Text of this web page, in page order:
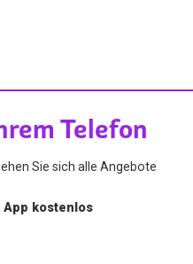
Telefon
Sie sich alle Angebote
App kostenlos